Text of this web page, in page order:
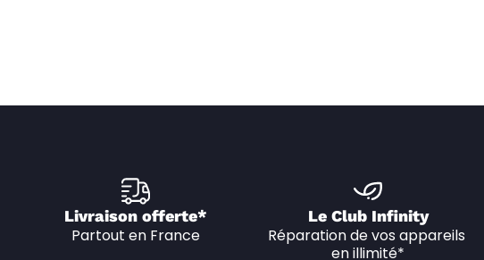
Livraison offerte*
Partout en France
Le Club Infinity
Réparation de vos appareils
en illimité*